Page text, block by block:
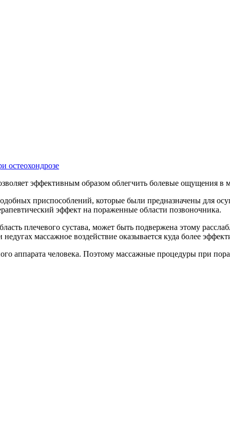
остеохондрозе
эффективным образом облегчить болевые ощущения в
приспособлений, которые были предназначены для
эффект на пораженные области позвоночника.
плечевого сустава, может быть подвержена этому
массажное воздействие оказывается куда более
аппарата человека. Поэтому массажные процедуры при